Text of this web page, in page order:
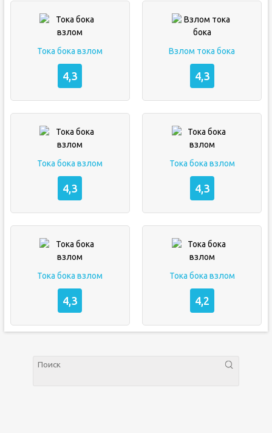
Тока бока взлом
4,3
Взлом тока бока
4,3
Тока бока взлом
4,3
Тока бока взлом
4,3
Тока бока взлом
4,3
Тока бока взлом
4,2